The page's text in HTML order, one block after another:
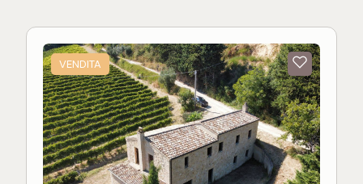
marchigiana, in un'abitazione dall'atmosfera
autentica e dal forte fascino rustico.
VENDITA